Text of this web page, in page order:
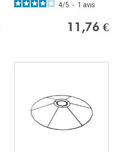
4/5 - 1 avis
11,76 €